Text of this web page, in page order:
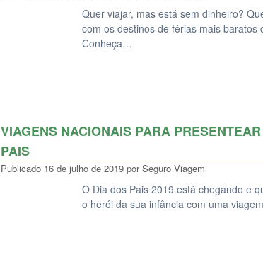
Quer viajar, mas está sem dinheiro?
com os destinos de férias mais baratos
Conheça…
VIAGENS NACIONAIS PARA
PAIS
Publicado 16 de julho de 2019 por Seguro Viagem
O Dia dos Pais 2019 está chegando e
o herói da sua infância com uma